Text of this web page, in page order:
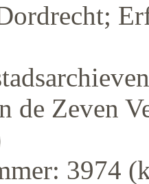
de Zeven
3974